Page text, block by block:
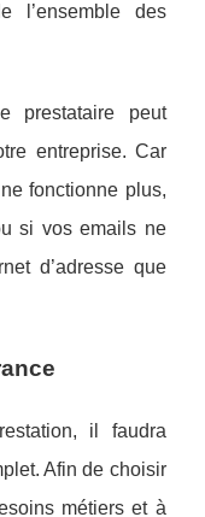
l’ensemble des
prestataire peut
entreprise. Car
fonctionne plus,
si vos emails ne
d’adresse que
il faudra
Afin de choisir
métiers et à